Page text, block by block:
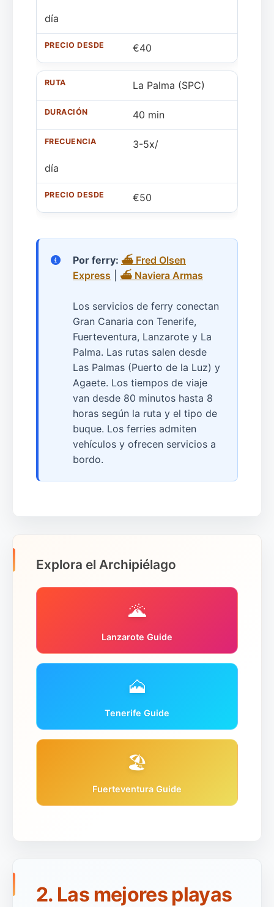
día
€40
La Palma (SPC)
40 min
3-5x/
día
€50
Por ferry: ⛴️ Fred Olsen
Express
⛴️ Naviera Armas
Los servicios de ferry conectan
Gran Canaria con Tenerife,
Fuerteventura, Lanzarote y La
Palma. Las rutas salen desde
Las Palmas (Puerto de la Luz) y
Agaete. Los tiempos de viaje
van desde 80 minutos hasta 8
horas según la ruta y el tipo de
buque. Los ferries admiten
vehículos y ofrecen servicios a
bordo.
Explora el Archipiélago
🌋
Lanzarote Guide
🗻
Tenerife Guide
🏖️
Fuerteventura Guide
2. Las mejores playas